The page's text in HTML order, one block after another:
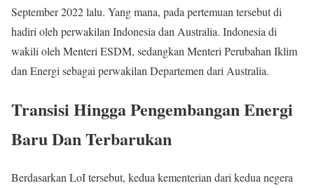
September 2022 lalu. Yang mana, pada pertemuan tersebut di
hadiri oleh perwakilan Indonesia dan Australia. Indonesia di
wakili oleh Menteri ESDM, sedangkan Menteri Perubahan Iklim
dan Energi sebagai perwakilan Departemen dari Australia.
Transisi Hingga Pengembangan Energi
Baru Dan Terbarukan
Berdasarkan LoI tersebut, kedua kementerian dari kedua negera